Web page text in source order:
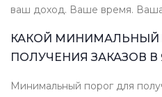
ваш доход. Ваше время.
КАКОЙ МИНИМАЛЬНЫЙ
ПОЛУЧЕНИЯ ЗАКАЗОВ В
Минимальный порог для